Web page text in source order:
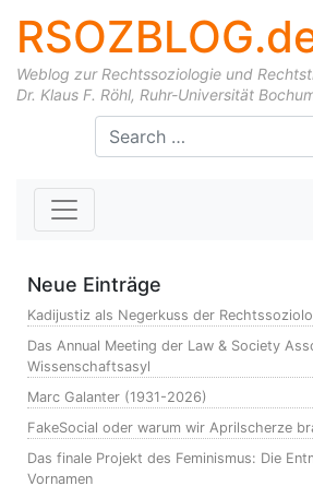
Weblog zur Rechtssoziologie und
Dr. Klaus F. Röhl, Ruhr-Universität
Skip to content
Neue Einträge
Kadijustiz als Negerkuss der
Das Annual Meeting der Law & Society
Wissenschaftsasyl
Marc Galanter (1931-2026)
FakeSocial oder warum wir Aprilscherze
Das finale Projekt des Feminismus: Die
Vornamen